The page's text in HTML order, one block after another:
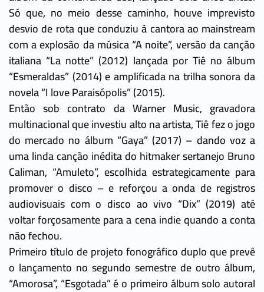
Só que, no meio desse caminho, houve imprevisto
desvio de rota que conduziu à cantora ao mainstream
com a explosão da música “A noite”, versão da canção
italiana “La notte” (2012) lançada por Tiê no álbum
“Esmeraldas” (2014) e amplificada na trilha sonora da
novela “I love Paraisópolis” (2015).
Então sob contrato da Warner Music, gravadora
multinacional que investiu alto na artista, Tiê fez o jogo
do mercado no álbum “Gaya” (2017) – dando voz a
uma linda canção inédita do hitmaker sertanejo Bruno
Caliman, “Amuleto”, escolhida estrategicamente para
promover o disco – e reforçou a onda de registros
audiovisuais com o disco ao vivo “Dix” (2019) até
voltar forçosamente para a cena indie quando a conta
não fechou.
Primeiro título de projeto fonográfico duplo que prevê
o lançamento no segundo semestre de outro álbum,
“Amorosa”, “Esgotada” é o primeiro álbum solo autoral